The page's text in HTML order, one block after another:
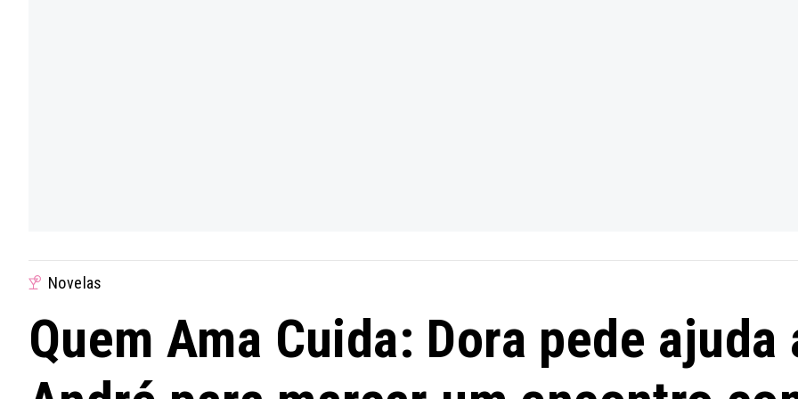
Novelas
Quem Ama Cuida: Dora pede ajuda